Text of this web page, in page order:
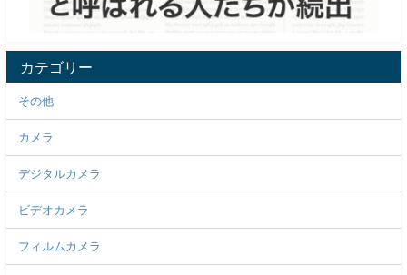
カテゴリー
その他
カメラ
デジタルカメラ
ビデオカメラ
フィルムカメラ